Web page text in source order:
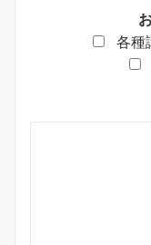
各種